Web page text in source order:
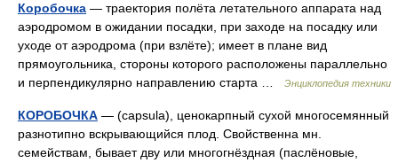
Коробочка — траектория полёта летательного аппарата над
аэродромом в ожидании посадки, при заходе на посадку или
уходе от аэродрома (при взлёте); имеет в плане вид
прямоугольника, стороны которого расположены параллельно
и перпендикулярно направлению старта …
Энциклопедия техники
КОРОБОЧКА — (capsula), ценокарпный сухой многосемянный
разнотипно вскрывающийся плод. Свойственна мн.
семействам, бывает дву или многогнёздная (паслёновые,